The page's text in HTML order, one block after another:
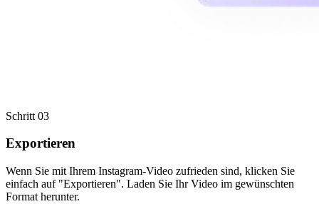
Schritt 03
Exportieren
Wenn Sie mit Ihrem Instagram-Video zufrieden sind, klicken Sie
einfach auf "Exportieren". Laden Sie Ihr Video im gewünschten
Format herunter.